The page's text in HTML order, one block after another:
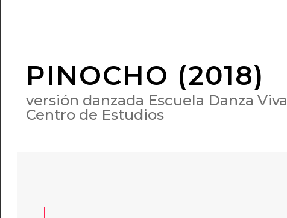
PINOCHO (2018)
versión danzada Escuela Danza Viva
Centro de Estudios